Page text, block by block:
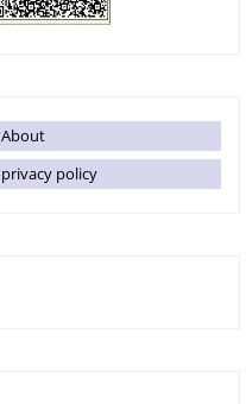
About
privacy policy